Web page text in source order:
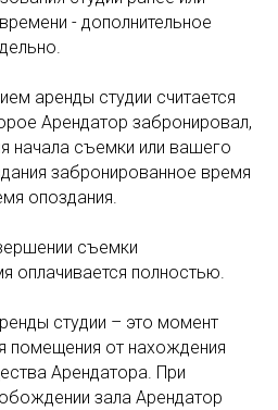
- дополнительное
аренды студии считается
Арендатор забронировал,
начала съемки или вашего
забронированное время
опоздания.
съемки
оплачивается полностью.
студии – это момент
помещения от нахождения
Арендатора. При
зала Арендатор